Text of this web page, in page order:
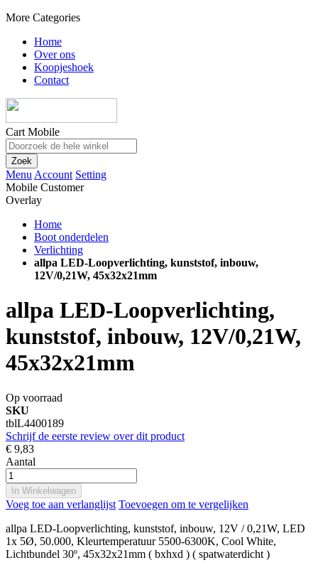
More Categories
Home
Over ons
Koopjeshoek
Contact
Cart Mobile
Zoek
Menu Account Setting
Mobile Customer
Overlay
Home
Boot onderdelen
Verlichting
allpa LED-Loopverlichting, kunststof, inbouw,
12V/0,21W, 45x32x21mm
allpa LED-Loopverlichting,
kunststof, inbouw, 12V/0,21W,
45x32x21mm
Op voorraad
SKU
tblL4400189
Schrijf de eerste review over dit product
€ 9,83
Aantal
In Winkelwagen
Voeg toe aan verlanglijst Toevoegen om te vergelijken
allpa LED-Loopverlichting, kunststof, inbouw, 12V / 0,21W, LED
1x 5Ø, 50.000, Kleurtemperatuur 5500-6300K, Cool White,
Lichtbundel 30º, 45x32x21mm ( bxhxd ) ( spatwaterdicht )